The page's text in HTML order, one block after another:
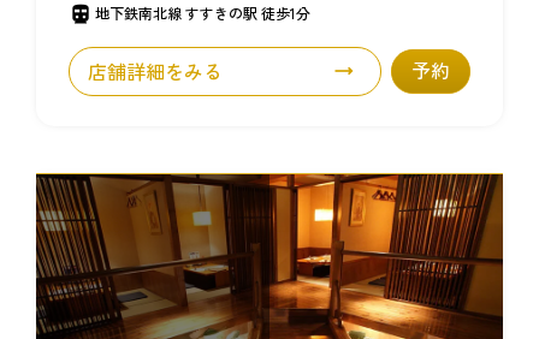
地下鉄南北線 すすきの駅 徒歩1分
店舗詳細をみる 予約